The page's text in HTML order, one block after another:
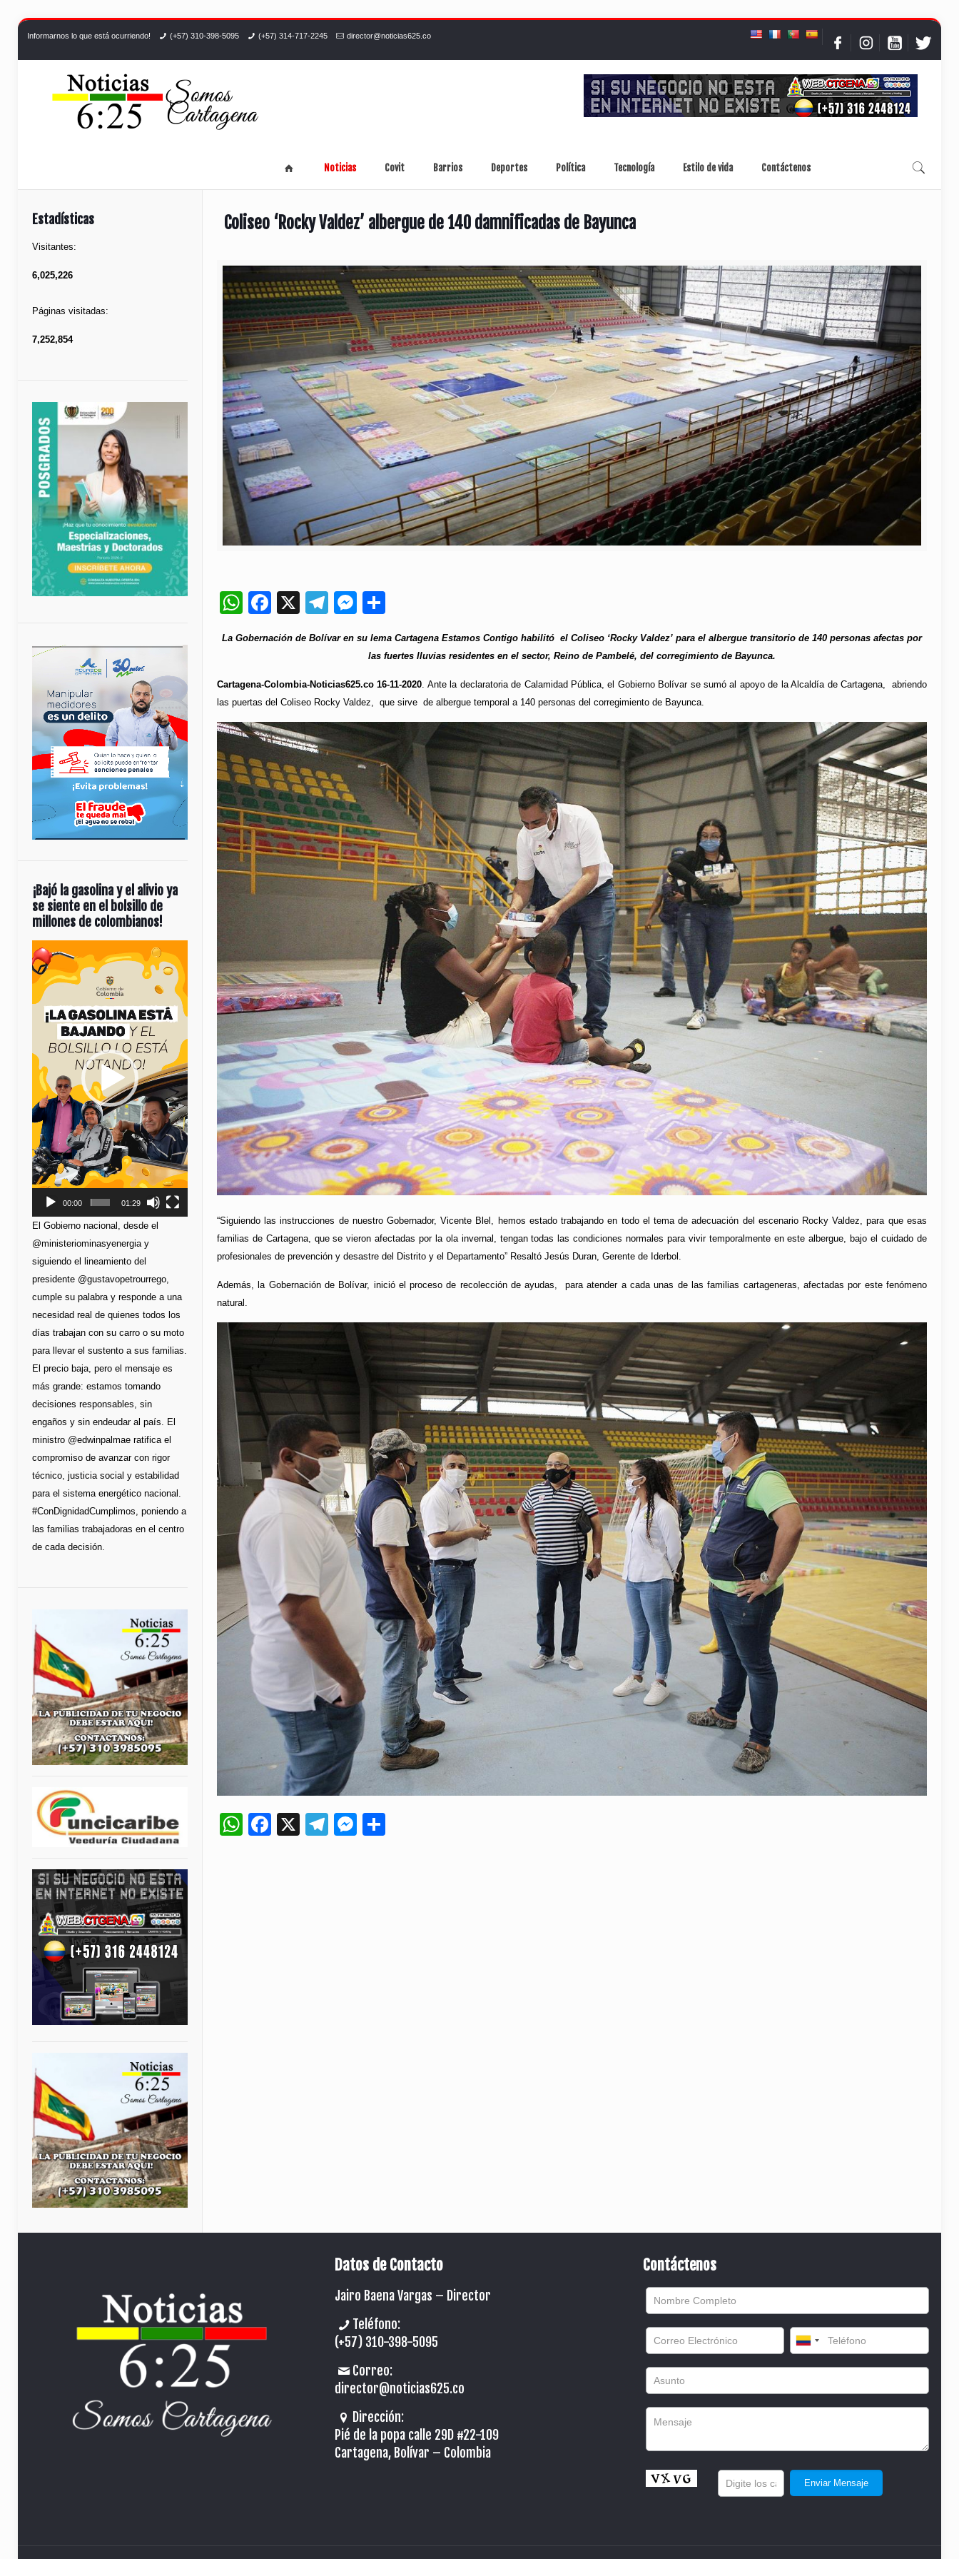
Informarnos lo que está ocurriendo! (+57) 310-398-5095 (+57) 314-717-2245 director@noticias625.co
Noticias Covit Barrios Deportes Política Tecnología Estilo de vida Contáctenos
Coliseo ‘Rocky Valdez’ albergue de 140 damnificadas de Bayunca
WhatsApp
Facebook
X Telegram
Messenger
La Gobernación de Bolívar en su lema Cartagena Estamos Contigo habilitó el Coliseo ‘Rocky Valdez’ para el albergue transitorio de 140 personas afectas por
las fuertes lluvias residentes en el sector, Reino de Pambelé, del corregimiento de Bayunca.
Cartagena-Colombia-Noticias625.co 16-11-2020. Ante la declaratoria de Calamidad Pública, el Gobierno Bolívar se sumó al apoyo de la Alcaldía de Cartagena, abriendo
las puertas del Coliseo Rocky Valdez, que sirve de albergue temporal a 140 personas del corregimiento de Bayunca.
“Siguiendo las instrucciones de nuestro Gobernador, Vicente Blel, hemos estado trabajando en todo el tema de adecuación del escenario Rocky Valdez, para que esas
familias de Cartagena, que se vieron afectadas por la ola invernal, tengan todas las condiciones normales para vivir temporalmente en este albergue, bajo el cuidado de
profesionales de prevención y desastre del Distrito y el Departamento” Resaltó Jesús Duran, Gerente de Iderbol.
Además, la Gobernación de Bolívar, inició el proceso de recolección de ayudas, para atender a cada unas de las familias cartageneras, afectadas por este fenómeno
natural.
WhatsApp
Facebook
X Telegram
Messenger
Estadísticas
Visitantes:
6,025,226
Páginas visitadas:
7,252,854
¡Bajó la gasolina y el alivio ya
se siente en el bolsillo de
millones de colombianos!
Reproductor
de
vídeo
00:00 01:29
El Gobierno nacional, desde el
@ministeriominasyenergia y
siguiendo el lineamiento del
presidente @gustavopetrourrego,
cumple su palabra y responde a una
necesidad real de quienes todos los
días trabajan con su carro o su moto
para llevar el sustento a sus familias.
El precio baja, pero el mensaje es
más grande: estamos tomando
decisiones responsables, sin
engaños y sin endeudar al país. El
ministro @edwinpalmae ratifica el
compromiso de avanzar con rigor
técnico, justicia social y estabilidad
para el sistema energético nacional.
#ConDignidadCumplimos, poniendo a
las familias trabajadoras en el centro
de cada decisión.
Datos de Contacto
Jairo Baena Vargas – Director
Teléfono:
(+57) 310-398-5095
Correo:
director@noticias625.co
Dirección:
Pié de la popa calle 29D #22-109
Cartagena, Bolívar – Colombia
Contáctenos